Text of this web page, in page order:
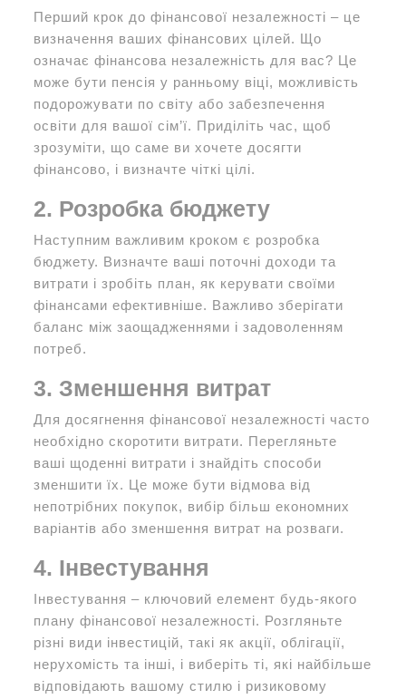
Перший крок до фінансової незалежності – це
визначення ваших фінансових цілей. Що
означає фінансова незалежність для вас? Це
може бути пенсія у ранньому віці, можливість
подорожувати по світу або забезпечення
освіти для вашої сім’ї. Приділіть час, щоб
зрозуміти, що саме ви хочете досягти
фінансово, і визначте чіткі цілі.
2. Розробка бюджету
Наступним важливим кроком є розробка
бюджету. Визначте ваші поточні доходи та
витрати і зробіть план, як керувати своїми
фінансами ефективніше. Важливо зберігати
баланс між заощадженнями і задоволенням
потреб.
3. Зменшення витрат
Для досягнення фінансової незалежності часто
необхідно скоротити витрати. Перегляньте
ваші щоденні витрати і знайдіть способи
зменшити їх. Це може бути відмова від
непотрібних покупок, вибір більш економних
варіантів або зменшення витрат на розваги.
4. Інвестування
Інвестування – ключовий елемент будь-якого
плану фінансової незалежності. Розгляньте
різні види інвестицій, такі як акції, облігації,
нерухомість та інші, і виберіть ті, які найбільше
відповідають вашому стилю і ризиковому